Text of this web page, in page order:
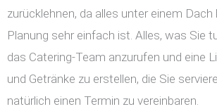
zurücklehnen, da alles unter einem Dach
Planung sehr einfach ist. Alles, was Sie
das Catering-Team anzurufen und eine
und Getränke zu erstellen, die Sie
natürlich einen Termin zu vereinbaren.